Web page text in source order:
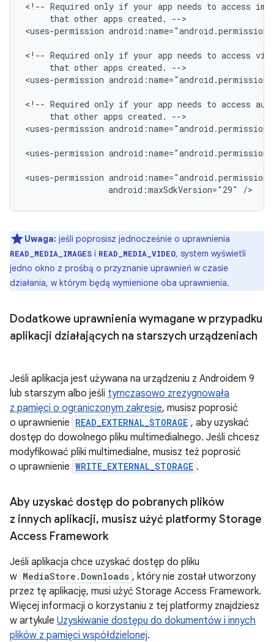
<!-- Required only if your app needs to access
that other apps created.
-->
<uses-permission
<!-- Required only if your app needs to access
that other apps created.
-->
<uses-permission
<!-- Required only if your app needs to access
that other apps created.
-->
<uses-permission
<uses-permission
<uses-permission
android:maxSdkVersion="29"
/>
Uwaga: jeśli poprosisz jednocześnie o uprawnienia
READ_MEDIA_IMAGES i READ_MEDIA_VIDEO, system wyświetli
jedno okno z prośbą o przyznanie uprawnień w czasie
działania, w którym będą wymienione oba uprawnienia.
Dodatkowe uprawnienia wymagane w przypadku
aplikacji działających na starszych urządzeniach
Jeśli aplikacja jest używana na urządzeniu z Androidem 9
lub starszym albo jeśli tymczasowo zrezygnowała
z pamięci o ograniczonym zakresie, musisz poprosić
o uprawnienie READ_EXTERNAL_STORAGE , aby uzyskać
dostęp do dowolnego pliku multimedialnego. Jeśli chcesz
modyfikować pliki multimedialne, musisz też poprosić
o uprawnienie WRITE_EXTERNAL_STORAGE .
Aby uzyskać dostęp do pobranych plików
z innych aplikacji, musisz użyć platformy Storage
Access Framework
Jeśli aplikacja chce uzyskać dostęp do pliku
w MediaStore.Downloads , który nie został utworzony
przez tę aplikację, musi użyć Storage Access Framework.
Więcej informacji o korzystaniu z tej platformy znajdziesz
w artykule Uzyskiwanie dostępu do dokumentów i innych
plików z pamięci współdzielonej.